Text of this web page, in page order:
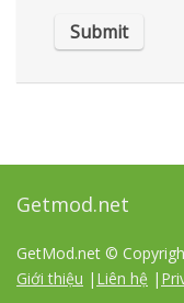
Getmod.net
GetMod.net ©
Giới thiệu | Liên hệ |